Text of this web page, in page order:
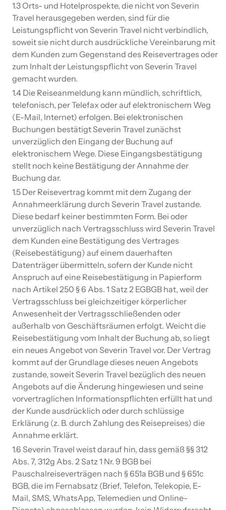
1.3 Orts- und Hotelprospekte, die nicht von Severin
Travel herausgegeben werden, sind für die
Leistungspflicht von Severin Travel nicht verbindlich,
soweit sie nicht durch ausdrückliche Vereinbarung mit
dem Kunden zum Gegenstand des Reisevertrages oder
zum Inhalt der Leistungspflicht von Severin Travel
gemacht wurden.
1.4 Die Reiseanmeldung kann mündlich, schriftlich,
telefonisch, per Telefax oder auf elektronischem Weg
(E-Mail, Internet) erfolgen. Bei elektronischen
Buchungen bestätigt Severin Travel zunächst
unverzüglich den Eingang der Buchung auf
elektronischem Wege. Diese Eingangsbestätigung
stellt noch keine Bestätigung der Annahme der
Buchung dar.
1.5 Der Reisevertrag kommt mit dem Zugang der
Annahmeerklärung durch Severin Travel zustande.
Diese bedarf keiner bestimmten Form. Bei oder
unverzüglich nach Vertragsschluss wird Severin Travel
dem Kunden eine Bestätigung des Vertrages
(Reisebestätigung) auf einem dauerhaften
Datenträger übermitteln, sofern der Kunde nicht
Anspruch auf eine Reisebestätigung in Papierform
nach Artikel 250 § 6 Abs. 1 Satz 2 EGBGB hat, weil der
Vertragsschluss bei gleichzeitiger körperlicher
Anwesenheit der Vertragsschließenden oder
außerhalb von Geschäftsräumen erfolgt. Weicht die
Reisebestätigung vom Inhalt der Buchung ab, so liegt
ein neues Angebot von Severin Travel vor. Der Vertrag
kommt auf der Grundlage dieses neuen Angebots
zustande, soweit Severin Travel bezüglich des neuen
Angebots auf die Änderung hingewiesen und seine
vorvertraglichen Informationspflichten erfüllt hat und
der Kunde ausdrücklich oder durch schlüssige
Erklärung (z. B. durch Zahlung des Reisepreises) die
Annahme erklärt.
1.6 Severin Travel weist darauf hin, dass gemäß §§ 312
Abs. 7, 312g Abs. 2 Satz 1 Nr. 9 BGB bei
Pauschalreiseverträgen nach § 651a BGB und § 651c
BGB, die im Fernabsatz (Brief, Telefon, Telekopie, E-
Mail, SMS, WhatsApp, Telemedien und Online-